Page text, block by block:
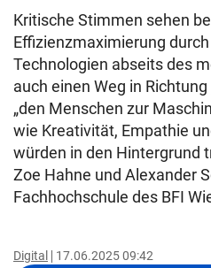
Kritische Stimmen sehen
Effizienzmaximierung
Technologien abseits des
auch einen Weg in
„den Menschen zur
wie Kreativität, Empathie
würden in den Hintergrund
Zoe Hahne und Alexander
Fachhochschule des BFI
Digital 17.06.2025 09:42